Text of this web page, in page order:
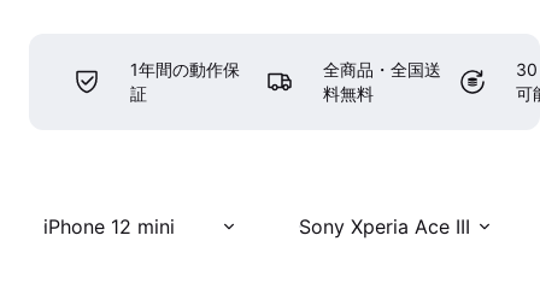
1年間の動作保
証
全商品・全国送
料無料
30
可
iPhone 12 mini Sony Xperia Ace III